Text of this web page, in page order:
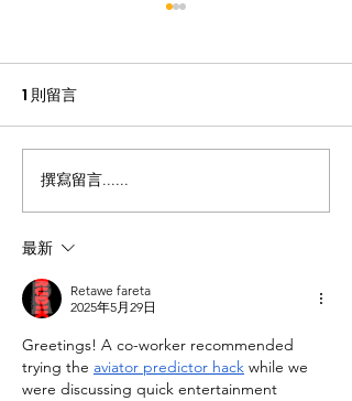
【龍耳資訊】
1 則留言
撰寫留言......
最新
Retawe fareta
2025年5月29日
Greetings! A co-worker recommended
trying the aviator predictor hack while we
were discussing quick entertainment